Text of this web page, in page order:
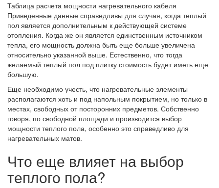
Таблица расчета мощности нагревательного кабеля
Приведенные данные справедливы для случая, когда теплый
пол является дополнительным к действующей системе
отопления. Когда же он является единственным источником
тепла, его мощность должна быть еще больше увеличена
относительно указанной выше. Естественно, что тогда
желаемый теплый пол под плитку стоимость будет иметь еще
большую.
Еще необходимо учесть, что нагревательные элементы
располагаются хоть и под напольным покрытием, но только в
местах, свободных от посторонних предметов. Собственно
говоря, по свободной площади и производится выбор
мощности теплого пола, особенно это справедливо для
нагревательных матов.
Что еще влияет на выбор
теплого пола?